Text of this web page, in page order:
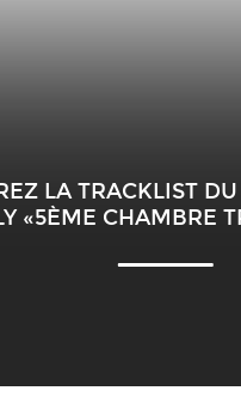
LA TRACKLIST
«5ÈME CHAMBRE